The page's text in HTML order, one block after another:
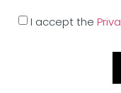
I accept the